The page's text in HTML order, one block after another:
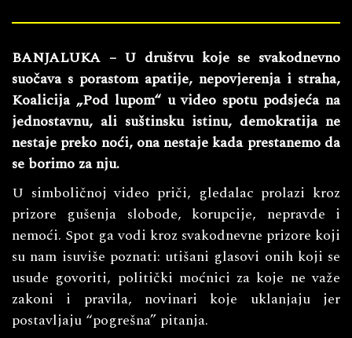
BANJALUKA – U društvu koje se svakodnevno
suočava s porastom apatije, nepovjerenja i straha,
Koalicija „Pod lupom“ u video spotu podsjeća na
jednostavnu, ali suštinsku istinu, demokratija ne
nestaje preko noći, ona nestaje kada prestanemo da
se borimo za nju.
U simboličnoj video priči, gledalac prolazi kroz
prizore gušenja slobode, korupcije, nepravde i
nemoći. Spot ga vodi kroz svakodnevne prizore koji
su nam isuviše poznati: utišani glasovi onih koji se
usude govoriti, politički moćnici za koje ne važe
zakoni i pravila, novinari koje uklanjaju jer
postavljaju “pogrešna” pitanja.